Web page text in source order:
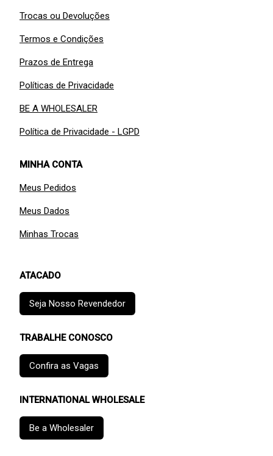
Trocas ou Devoluções
Termos e Condições
Prazos de Entrega
Políticas de Privacidade
BE A WHOLESALER
Política de Privacidade - LGPD
MINHA CONTA
Meus Pedidos
Meus Dados
Minhas Trocas
ATACADO
Seja Nosso Revendedor
TRABALHE CONOSCO
Confira as Vagas
INTERNATIONAL WHOLESALE
Be a Wholesaler